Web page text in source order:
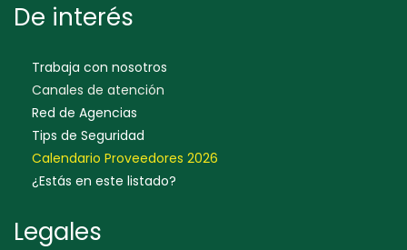
De interés
Trabaja con nosotros
Canales de atención
Red de Agencias
Tips de Seguridad
Calendario Proveedores 2026
¿Estás en este listado?
Legales